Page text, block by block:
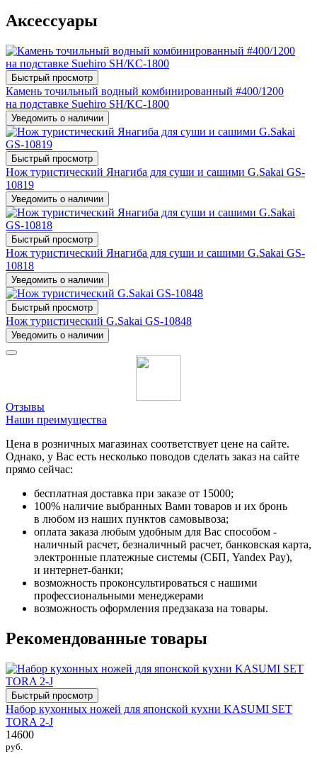
Аксессуары
Быстрый просмотр
Камень точильный водный комбинированный #400/1200
на подставке Suehiro SH/KC-1800
Уведомить о наличии
Быстрый просмотр
Нож туристический Янагиба для суши и сашими G.Sakai GS-
10819
Уведомить о наличии
Быстрый просмотр
Нож туристический Янагиба для суши и сашими G.Sakai GS-
10818
Уведомить о наличии
Быстрый просмотр
Нож туристический G.Sakai GS-10848
Уведомить о наличии
Отзывы
Наши преимущества
Цена в розничных магазинах соответствует цене на сайте.
Однако, у Вас есть несколько поводов сделать заказ на сайте
прямо сейчас:
бесплатная доставка при заказе от 15000;
100% наличие выбранных Вами товаров и их бронь
в любом из наших пунктов самовывоза;
оплата заказа любым удобным для Вас способом -
наличный расчет, безналичный расчет, банковская карта,
электронные платежные системы (СБП, Yandex Pay),
и интернет-банки;
возможность проконсультироваться с нашими
профессиональными менеджерами
возможность оформления предзаказа на товары.
Рекомендованные товары
Быстрый просмотр
Набор кухонных ножей для японской кухни KASUMI SET
TORA 2-J
14600
руб.